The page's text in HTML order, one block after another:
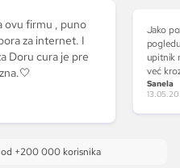
ovu firmu , puno
za internet. I
Doru cura je pre
Jako
upitnik
već
kojim
Sanela
od +200 000 korisnika